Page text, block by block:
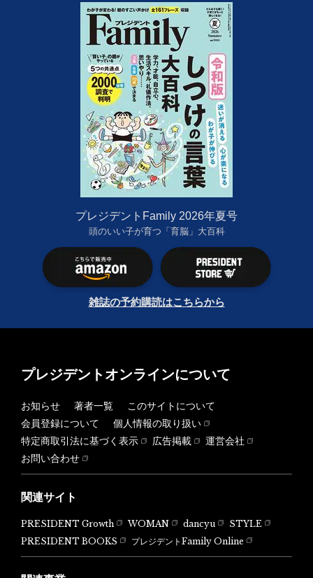
プレジデントFamily 2026年夏号
頭のいい子が育つ「育脳」大百科
雑誌の予約購読はこちらから
プレジデントオンラインについて
お知らせ 著者一覧
このサイトについて
会員登録について
個人情報の取り扱い
特定商取引法に基づく表示
広告掲載
運営会社
お問い合わせ
関連サイト
PRESIDENT Growth WOMAN dancyu
STYLE
PRESIDENT BOOKS
プレジデントFamily Online